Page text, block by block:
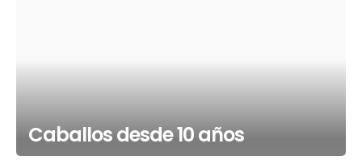
Caballos desde 10 años